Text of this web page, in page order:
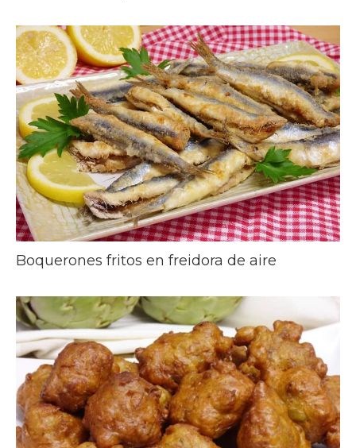
Boquerones fritos en freidora de aire